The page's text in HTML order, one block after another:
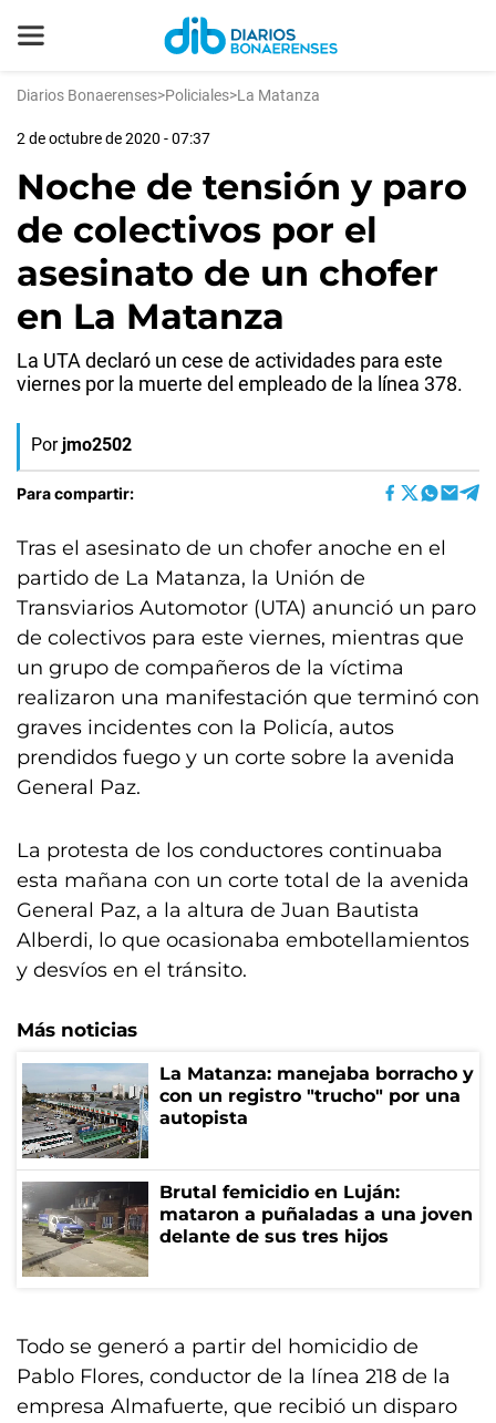
Diarios Bonaerenses>Policiales>La Matanza
2 de octubre de 2020 - 07:37
Noche de tensión y paro
de colectivos por el
asesinato de un chofer
en La Matanza
La UTA declaró un cese de actividades para este
viernes por la muerte del empleado de la línea 378.
Por jmo2502
Para compartir:
Tras el asesinato de un chofer anoche en el
partido de La Matanza, la Unión de
Transviarios Automotor (UTA) anunció un paro
de colectivos para este viernes, mientras que
un grupo de compañeros de la víctima
realizaron una manifestación que terminó con
graves incidentes con la Policía, autos
prendidos fuego y un corte sobre la avenida
General Paz.
La protesta de los conductores continuaba
esta mañana con un corte total de la avenida
General Paz, a la altura de Juan Bautista
Alberdi, lo que ocasionaba embotellamientos
y desvíos en el tránsito.
Más noticias
La Matanza: manejaba borracho y
con un registro "trucho" por una
autopista
Brutal femicidio en Luján:
mataron a puñaladas a una joven
delante de sus tres hijos
Todo se generó a partir del homicidio de
Pablo Flores, conductor de la línea 218 de la
empresa Almafuerte, que recibió un disparo